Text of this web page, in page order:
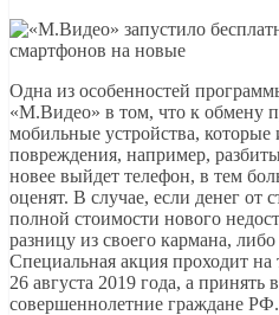
Одна из особенностей
«М.Видео» в том, что к обмену
мобильные устройства,
повреждения, например,
новее выйдет телефон, в тем
оценят. В случае, если денег от
полной стоимости нового
разницу из своего кармана,
Специальная акция проходит
26 августа 2019 года, а принять
совершеннолетние граждане РФ.